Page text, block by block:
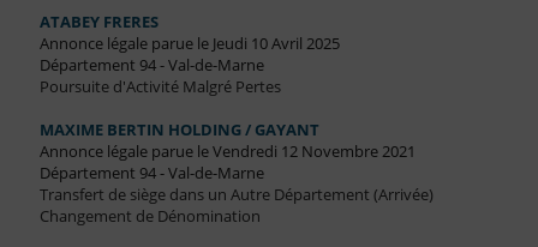
ATABEY FRERES
Annonce légale parue le Jeudi 10 Avril 2025
Département 94 - Val-de-Marne
Poursuite d'Activité Malgré Pertes
MAXIME BERTIN HOLDING / GAYANT
Annonce légale parue le Vendredi 12 Novembre 2021
Département 94 - Val-de-Marne
Transfert de siège dans un Autre Département (Arrivée)
Changement de Dénomination